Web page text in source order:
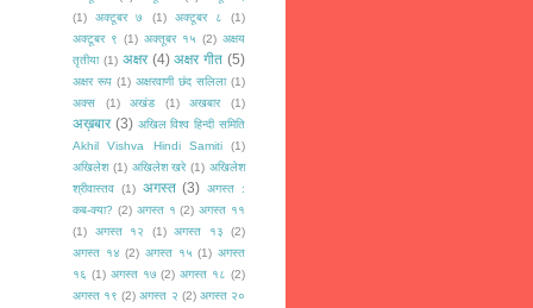
(1)
अक्टूबर ७ (1) अक्टूबर ८
(1)
अक्टूबर ९ (1) अक्तूबर १५ (2) अक्षय
तृतीया (1) अक्षर (4) अक्षर गीत (5)
अक्षर रूप (1) अक्षरवाणी छंद सलिला (1)
अक्स
(1) अखंड (1) अखबार (1)
अख़बार (3) अखिल विश्व हिन्दी समिति
Akhil Vishva Hindi Samiti
(1)
अखिलेश (1) अखिलेश खरे (1) अखिलेश
श्रीवास्तव (1) अगस्त (3) अगस्त :
कब-क्या? (2) अगस्त १ (2) अगस्त ११
(1)
अगस्त १२ (1) अगस्त १३
(2)
अगस्त १४ (2) अगस्त १५ (1) अगस्त
१६ (1) अगस्त १७ (2) अगस्त १८ (2)
अगस्त १९ (2) अगस्त २ (2) अगस्त २०